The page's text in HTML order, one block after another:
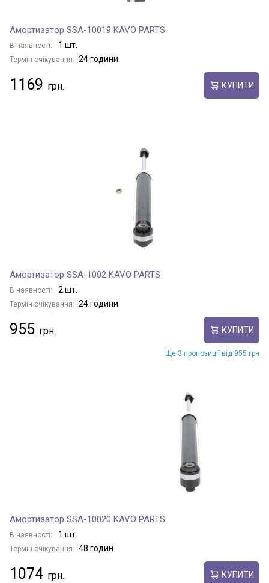
Амортизатор SSA-10019 KAVO PARTS
В наявності: 1 шт.
Термін очікування: 24 години
1169 КУПИТИ
Амортизатор SSA-1002 KAVO PARTS
В наявності: 2 шт.
Термін очікування: 24 години
955 КУПИТИ
Ще 3 пропозиції від 955 грн
Амортизатор SSA-10020 KAVO PARTS
В наявності: 1 шт.
Термін очікування: 48 годин
1074 КУПИТИ